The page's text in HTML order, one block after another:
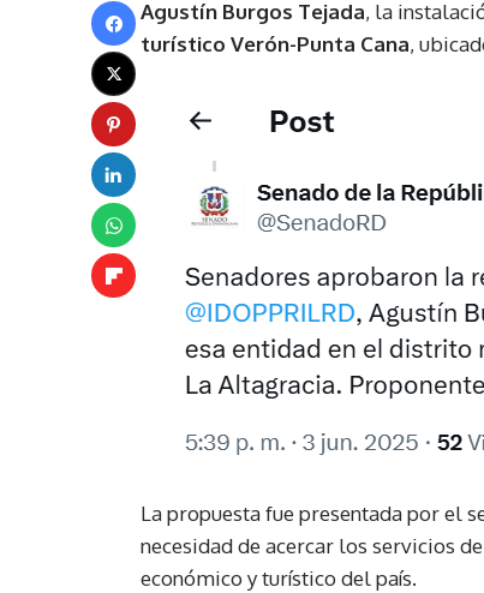
Agustín Burgos Tejada, la
turístico Verón-Punta Cana,
La propuesta fue presentada por el
necesidad de acercar los servicios
económico y turístico del país.